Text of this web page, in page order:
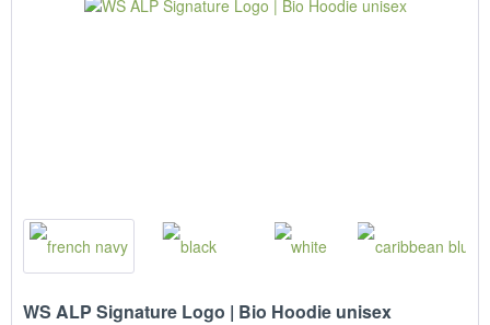
WS ALP Signature Logo | Bio Hoodie unisex